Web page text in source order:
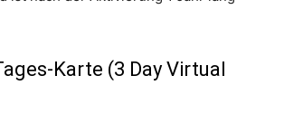
Karte (3 Day Virtual